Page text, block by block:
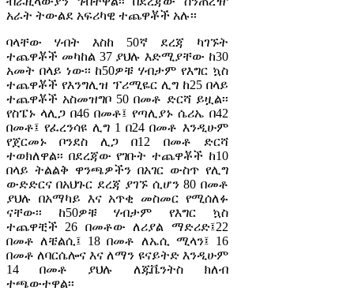
አራት ትውልደ አፍሪካዊ ተጨዋቾች አሉ፡፡
ባላቸው ሃብት እስከ 50ኛ ደረጃ ካገኙት
ተጨዋቾች መካከል 37 ያህሉ እድሚያቸው ከ30
አመት በላይ ነው፡፡ ከ50ዎቹ ሃብታም የእግር ኳስ
ተጨዋቾች የእንግሊዝ ፕሪሚዬር ሊግ ከ25 በላይ
ተጨዋቾች አስመዝግቦ 50 በመቶ ድርሻ ይዟል፡፡
የስፔኑ ላሊጋ በ46 በመቶ፤ የጣሊያኑ ሴሪኤ በ42
በመቶ፤ የፈረንሳዩ ሊግ 1 በ24 በመቶ እንዲሁም
የጀርመኑ ቦንደስ ሊጋ በ12 በመቶ ድርሻ
ተወክለዋል፡፡ በደረጃው የገቡት ተጨዋቾች ከ10
በላይ ትልልቅ ዋንጫዎችን በአገር ውስጥ የሊግ
ውድድርና በአህጉር ደረጃ ያገኙ ሲሆን 80 በመቶ
ያህሉ በአማካይ እና አጥቂ መስመር የሚሰለፉ
ናቸው፡፡ ከ50ዎቹ ሃብታም የእግር ኳስ
ተጨዋቺች 26 በመቶው ለሪያል ማድሪድ፤22
በመቶ ለቼልሲ፤ 18 በመቶ ለኤሲ ሚላን፤ 16
በመቶ ለባርሴሎና እና ለማን ዩናይትድ እንዲሁም
14 በመቶ ያህሉ ለጁቬንትስ ክለብ
ተጫውተዋል፡፡